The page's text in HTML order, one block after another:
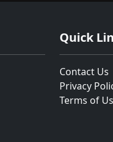
Quick
Contact Us
Privacy
Terms of